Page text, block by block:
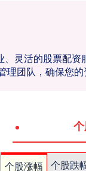
灵活的股票配
团队，确保您的
个股涨幅 个股跌